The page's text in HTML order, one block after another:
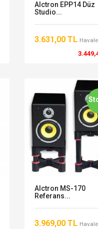
Alctron EPP14 Düz
Studio...
3.631,00 TL
Alctron MS-170
Referans...
3.969,00 TL